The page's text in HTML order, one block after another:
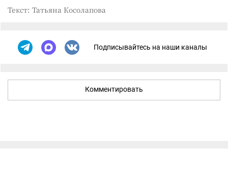
Текст: Татьяна Косолапова
Подписывайтесь на наши каналы
Комментировать